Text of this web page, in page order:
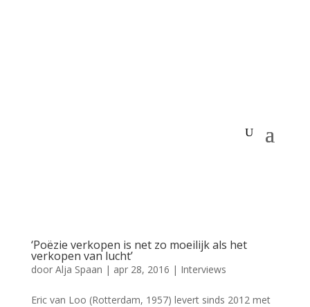
‘Poëzie verkopen is net zo moeilijk als het
verkopen van lucht’
door Alja Spaan | apr 28, 2016 | Interviews
Eric van Loo (Rotterdam, 1957) levert sinds 2012 met